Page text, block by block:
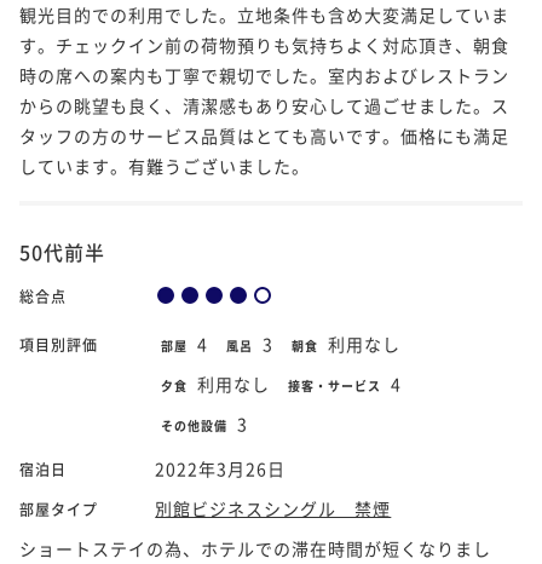
観光目的での利用でした。立地条件も含め大変満足していま
す。チェックイン前の荷物預りも気持ちよく対応頂き、朝食
時の席への案内も丁寧で親切でした。室内およびレストラン
からの眺望も良く、清潔感もあり安心して過ごせました。ス
タッフの方のサービス品質はとても高いです。価格にも満足
しています。有難うございました。
50代前半
総合点
項目別評価 部屋 4 風呂 3 朝食 利用なし
夕食 利用なし 接客・サービス 4
その他設備 3
宿泊日 2022年3月26日
部屋タイプ
別館ビジネスシングル 禁煙
ショートステイの為、ホテルでの滞在時間が短くなりまし